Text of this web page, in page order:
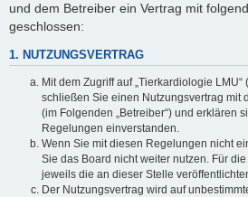
und dem Betreiber ein Vertrag mit
geschlossen:
1. NUTZUNGSVERTRAG
Mit dem Zugriff auf „Tierkardiologie LMU“
schließen Sie einen Nutzungsvertrag mit
(im Folgenden „Betreiber“) und erklären
Regelungen einverstanden.
Wenn Sie mit diesen Regelungen nicht
Sie das Board nicht weiter nutzen. Für
jeweils die an dieser Stelle
Der Nutzungsvertrag wird auf